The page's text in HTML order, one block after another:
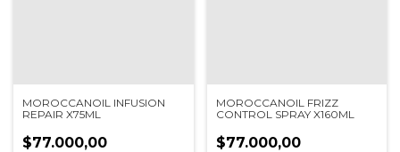
MOROCCANOIL INFUSION
REPAIR X75ML
$77.000,00
MOROCCANOIL FRIZZ
CONTROL SPRAY X160ML
$77.000,00